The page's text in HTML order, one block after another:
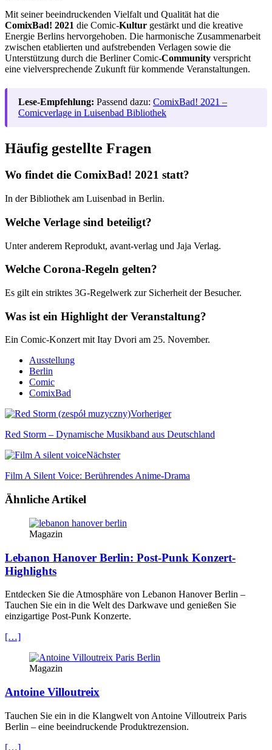
Mit seiner beeindruckenden Vielfalt und Qualität hat die
ComixBad! 2021 die Comic-Kultur gestärkt und die kreative
Energie Berlins hervorgehoben. Die harmonische Zusammenarbeit
zwischen etablierten und aufstrebenden Verlagen sowie die
Unterstützung durch die Berliner Comic-Community verspricht
eine vielversprechende Zukunft für kommende Veranstaltungen.
Lese-Empfehlung: Passend dazu: ComixBad! 2021 –
Comicverlage in Luisenbad Bibliothek
Häufig gestellte Fragen
Wo findet die ComixBad! 2021 statt?
In der Bibliothek am Luisenbad in Berlin.
Welche Verlage sind beteiligt?
Unter anderem Reprodukt, avant-verlag und Jaja Verlag.
Welche Corona-Regeln gelten?
Es gilt ein striktes 3G-Regelwerk zur Sicherheit der Besucher.
Was ist ein Highlight der Veranstaltung?
Ein Comic-Konzert mit Itay Dvori am 25. November.
Ausstellung
Berlin
Comic
ComixBad
Vorheriger
Red Storm – Dynamische Musikband aus Deutschland
Nächster
Film A Silent Voice: Berührendes Anime-Drama
Ähnliche Artikel
Magazin
Lebanon Hanover Berlin: Post-Punk Konzert-
Highlights
Entdecken Sie die Atmosphäre von Lebanon Hanover Berlin –
Tauchen Sie ein in die Welt des Darkwave und genießen Sie
einzigartige Post-Punk Konzerte.
[…]
Magazin
Antoine Villoutreix
Tauchen Sie ein in die Klangwelt von Antoine Villoutreix Paris
Berlin – eine beeindruckende Produktrezension.
[…]